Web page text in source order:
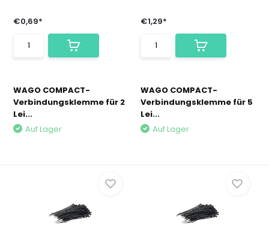
€0,69*
WAGO COMPACT-
Verbindungsklemme für 2
Lei...
Auf Lager
€1,29*
WAGO COMPACT-
Verbindungsklemme für 5
Lei...
Auf Lager